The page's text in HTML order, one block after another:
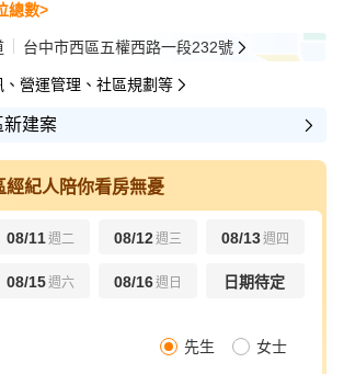
總數>
台中市西區五權西路一段232號
、營運管理、社區規劃等
新建案
經紀人陪你看房無憂
08/11週二 08/12週三 08/13週四
08/15週六 08/16週日 日期待定
先生 女士